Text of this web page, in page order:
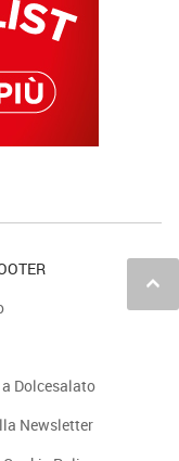
keyboard_arrow_up
Dolcesalato
Newsletter